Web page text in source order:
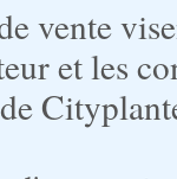
vente
et les